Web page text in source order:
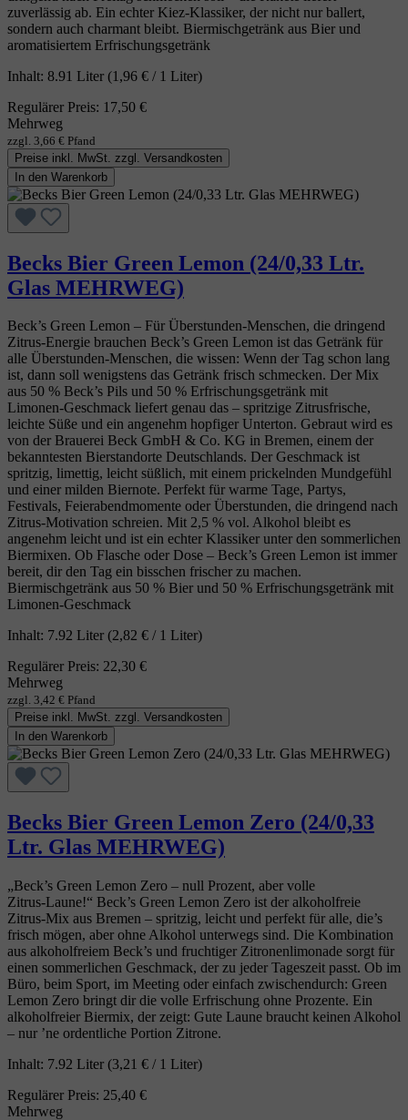
zuverlässig ab. Ein echter Kiez‑Klassiker, der nicht nur ballert,
sondern auch charmant bleibt. Biermischgetränk aus Bier und
aromatisiertem Erfrischungsgetränk
Inhalt: 8.91 Liter (1,96 € / 1 Liter)
Regulärer Preis: 17,50 €
Mehrweg
zzgl. 3,66 € Pfand
Preise inkl. MwSt. zzgl. Versandkosten
In den Warenkorb
Becks Bier Green Lemon (24/0,33 Ltr.
Glas MEHRWEG)
Beck’s Green Lemon – Für Überstunden‑Menschen, die dringend
Zitrus‑Energie brauchen Beck’s Green Lemon ist das Getränk für
alle Überstunden‑Menschen, die wissen: Wenn der Tag schon lang
ist, dann soll wenigstens das Getränk frisch schmecken. Der Mix
aus 50 % Beck’s Pils und 50 % Erfrischungsgetränk mit
Limonen‑Geschmack liefert genau das – spritzige Zitrusfrische,
leichte Süße und ein angenehm hopfiger Unterton. Gebraut wird es
von der Brauerei Beck GmbH & Co. KG in Bremen, einem der
bekanntesten Bierstandorte Deutschlands. Der Geschmack ist
spritzig, limettig, leicht süßlich, mit einem prickelnden Mundgefühl
und einer milden Biernote. Perfekt für warme Tage, Partys,
Festivals, Feierabendmomente oder Überstunden, die dringend nach
Zitrus‑Motivation schreien. Mit 2,5 % vol. Alkohol bleibt es
angenehm leicht und ist ein echter Klassiker unter den sommerlichen
Biermixen. Ob Flasche oder Dose – Beck’s Green Lemon ist immer
bereit, dir den Tag ein bisschen frischer zu machen.
Biermischgetränk aus 50 % Bier und 50 % Erfrischungsgetränk mit
Limonen‑Geschmack
Inhalt: 7.92 Liter (2,82 € / 1 Liter)
Regulärer Preis: 22,30 €
Mehrweg
zzgl. 3,42 € Pfand
Preise inkl. MwSt. zzgl. Versandkosten
In den Warenkorb
Becks Bier Green Lemon Zero (24/0,33
Ltr. Glas MEHRWEG)
„Beck’s Green Lemon Zero – null Prozent, aber volle
Zitrus‑Laune!“ Beck’s Green Lemon Zero ist der alkoholfreie
Zitrus‑Mix aus Bremen – spritzig, leicht und perfekt für alle, die’s
frisch mögen, aber ohne Alkohol unterwegs sind. Die Kombination
aus alkoholfreiem Beck’s und fruchtiger Zitronenlimonade sorgt für
einen sommerlichen Geschmack, der zu jeder Tageszeit passt. Ob im
Büro, beim Sport, im Meeting oder einfach zwischendurch: Green
Lemon Zero bringt dir die volle Erfrischung ohne Prozente. Ein
alkoholfreier Biermix, der zeigt: Gute Laune braucht keinen Alkohol
– nur ’ne ordentliche Portion Zitrone.
Inhalt: 7.92 Liter (3,21 € / 1 Liter)
Regulärer Preis: 25,40 €
Mehrweg